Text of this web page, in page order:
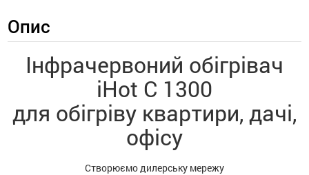
Опис
Інфрачервоний обігрівач
iHot C 1300
для обігріву квартири, дачі,
офісу
Створюємо дилерську мережу